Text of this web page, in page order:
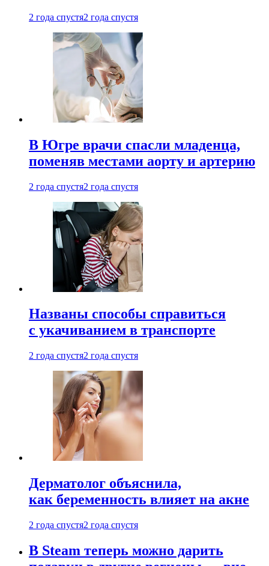
2 года спустя2 года спустя
В Югре врачи спасли младенца,
поменяв местами аорту и артерию
2 года спустя2 года спустя
Названы способы справиться
с укачиванием в транспорте
2 года спустя2 года спустя
Дерматолог объяснила,
как беременность влияет на акне
2 года спустя2 года спустя
В Steam теперь можно дарить